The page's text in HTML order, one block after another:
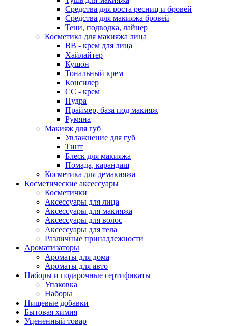
Средства для роста ресниц и бровей
Средства для макияжа бровей
Тени, подводка, лайнер
Косметика для макияжа лица
ВВ - крем для лица
Хайлайтер
Кушон
Тональный крем
Консилер
СС - крем
Пудра
Праймер, база под макияж
Румяна
Макияж для губ
Увлажнение для губ
Тинт
Блеск для макияжа
Помада, карандаш
Косметика для демакияжа
Косметические аксессуары
Косметички
Аксессуары для лица
Аксессуары для макияжа
Аксессуары для волос
Аксессуары для тела
Различные принадлежности
Ароматизаторы
Ароматы для дома
Ароматы для авто
Наборы и подарочные сертификаты
Упаковка
Наборы
Пищевые добавки
Бытовая химия
Уцененный товар